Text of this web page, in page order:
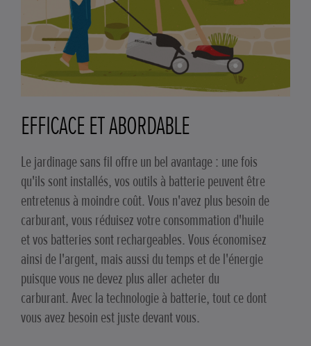
EFFICACE ET ABORDABLE
Le jardinage sans fil offre un bel avantage : une fois
qu'ils sont installés, vos outils à batterie peuvent être
entretenus à moindre coût. Vous n'avez plus besoin de
carburant, vous réduisez votre consommation d'huile
et vos batteries sont rechargeables. Vous économisez
ainsi de l'argent, mais aussi du temps et de l'énergie
puisque vous ne devez plus aller acheter du
carburant. Avec la technologie à batterie, tout ce dont
vous avez besoin est juste devant vous.